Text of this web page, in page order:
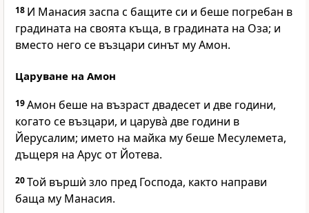
18 И Манасия заспа с бащите си и беше погребан в
градината на своята къща, в градината на Оза; и
вместо него се възцари синът му Амон.
Царуване на Амон
19Амон беше на възраст двадесет и две години,
когато се възцари, и царува̀ две години в
Йерусалим; името на майка му беше Месулемета,
дъщеря на Арус от Йотева.
20Той вършѝ зло пред Господа, както направи
баща му Манасия.